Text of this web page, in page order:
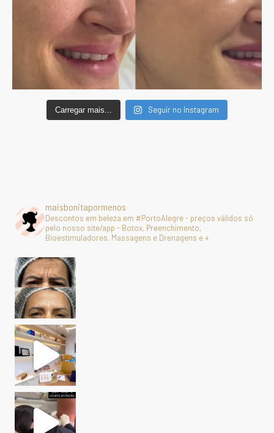
Carregar mais... Seguir no Instagram
maisbonitapormenos
Descontos em beleza em #PortoAlegre - preços válidos só
pelo nosso site/app - Botox, Preenchimento,
Bioestimuladores, Massagens e Drenagens e +